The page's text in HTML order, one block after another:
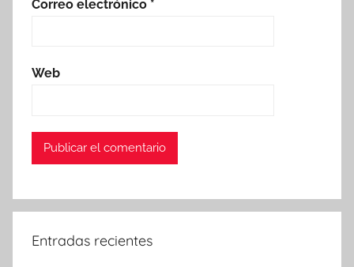
Correo electrónico *
Web
Entradas recientes